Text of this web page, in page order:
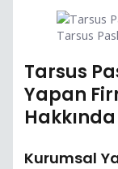
Tarsus
Tarsus
Yapan
Hakkında
Kurumsal